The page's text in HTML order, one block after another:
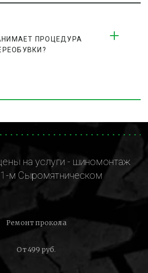
ПРОЦЕДУРА
на услуги - шиномонтаж
1-м Сыромятническом
Ремонт прокола
От 499 руб.